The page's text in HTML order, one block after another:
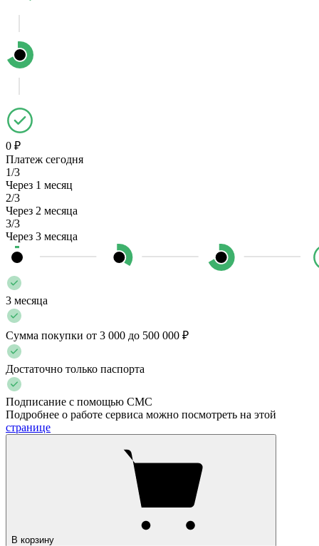
0 ₽
Платеж сегодня
1/3
Через 1 месяц
2/3
Через 2 месяца
3/3
Через 3 месяца
3 месяца
Сумма покупки от 3 000 до 500 000 ₽
Достаточно только паспорта
Подписание с помощью СМС
Подробнее о работе сервиса можно посмотреть на этой
странице
В корзину